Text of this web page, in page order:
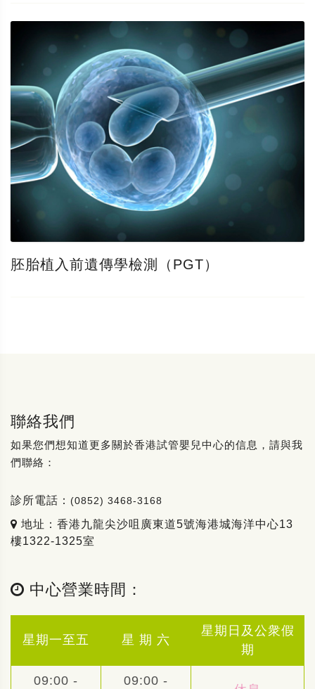
胚胎植入前遺傳學檢測（PGT）
聯絡我們
如果您們想知道更多關於香港試管嬰兒中心的信息，請與我
們聯絡：
診所電話： (0852) 3468-3168
地址：香港九龍尖沙咀廣東道5號海港城海洋中心13
樓1322-1325室
中心營業時間：
星期一至五 星 期 六
星期日及公衆假
期
09:00 - 09:00 -